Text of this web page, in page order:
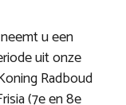
u een
uit onze
Radboud
(7e en 8e